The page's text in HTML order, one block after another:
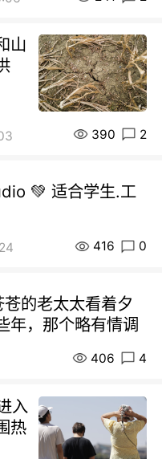
山
390 2
💚 适合学生.工
416 0
的老太太看着夕
年，那个略有情调
406 4
入
热